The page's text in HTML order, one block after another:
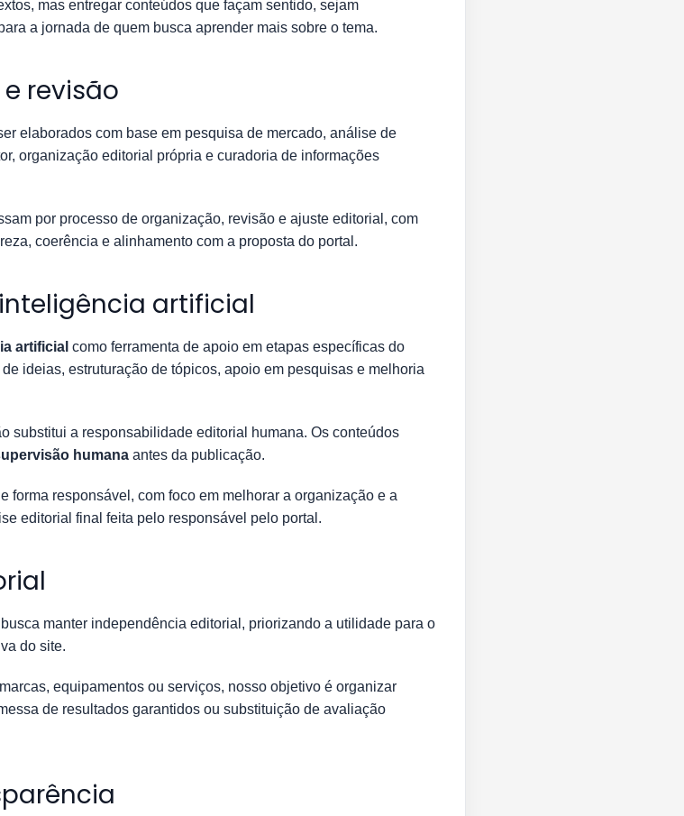
mas entregar conteúdos que façam sentido, sejam
a jornada de quem busca aprender mais sobre o tema.
revisão
elaborados com base em pesquisa de mercado, análise de
organização editorial própria e curadoria de informações
por processo de organização, revisão e ajuste editorial, com
coerência e alinhamento com a proposta do portal.
artificial
artificial como ferramenta de apoio em etapas específicas do
ideias, estruturação de tópicos, apoio em pesquisas e melhoria
substitui a responsabilidade editorial humana. Os conteúdos
humana antes da publicação.
forma responsável, com foco em melhorar a organização e a
editorial final feita pelo responsável pelo portal.
manter independência editorial, priorizando a utilidade para o
do site.
equipamentos ou serviços, nosso objetivo é organizar
de resultados garantidos ou substituição de avaliação